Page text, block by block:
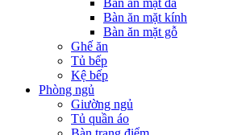
Bàn ăn mặt đá
Bàn ăn mặt kính
Bàn ăn mặt gỗ
Ghế ăn
Tủ bếp
Kệ bếp
Phòng ngủ
Giường ngủ
Tủ quần áo